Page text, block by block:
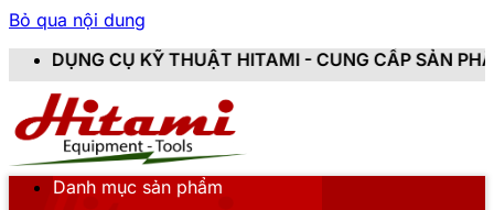
Bỏ qua nội dung
THUẬT HITAMI - CUNG CẤP SẢN PHẨM CHÍNH
Danh mục sản phẩm